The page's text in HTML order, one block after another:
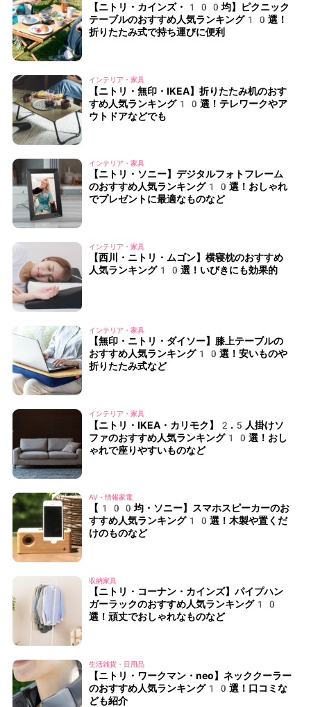
【ニトリ・カインズ・100均】ピクニック
テーブルのおすすめ人気ランキング10選！
折りたたみ式で持ち運びに便利
インテリア・家具
【ニトリ・無印・IKEA】折りたたみ机のおす
すめ人気ランキング10選！テレワークやア
ウトドアなどでも
インテリア・家具
【ニトリ・ソニー】デジタルフォトフレーム
のおすすめ人気ランキング10選！おしゃれ
でプレゼントに最適なものなど
インテリア・家具
【西川・ニトリ・ムゴン】横寝枕のおすすめ
人気ランキング10選！いびきにも効果的
インテリア・家具
【無印・ニトリ・ダイソー】膝上テーブルの
おすすめ人気ランキング10選！安いものや
折りたたみ式など
インテリア・家具
【ニトリ・IKEA・カリモク】2.5人掛けソ
ファのおすすめ人気ランキング10選！おし
ゃれで座りやすいものなど
AV・情報家電
【100均・ソニー】スマホスピーカーのお
すすめ人気ランキング10選！木製や置くだ
けのものなど
収納家具
【ニトリ・コーナン・カインズ】パイプハン
ガーラックのおすすめ人気ランキング10
選！頑丈でおしゃれなものなど
生活雑貨・日用品
【ニトリ・ワークマン・neo】ネッククーラー
のおすすめ人気ランキング10選！口コミな
ども紹介